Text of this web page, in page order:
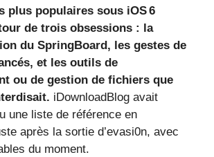
plus populaires sous iOS 6
de trois obsessions : la
du SpringBoard, les gestes de
et les outils de
ou de gestion de fichiers que
iDownloadBlog avait
une liste de référence en
après la sortie d’evasi0n, avec
du moment.